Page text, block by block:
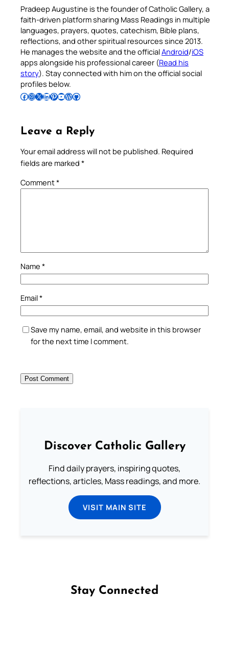
Pradeep Augustine is the founder of Catholic Gallery, a
faith-driven platform sharing Mass Readings in multiple
languages, prayers, quotes, catechism, Bible plans,
reflections, and other spiritual resources since 2013.
He manages the website and the officialAndroid/iOS
apps alongside his professional career (Read his
story). Stay connected with him on the official social
profiles below.
Follow Pradeep on Facebook Follow Pradeep on InstagramFollow Pradeep on X Follow Pradeep on LinkedIn Follow Pradeep on Pinterest Subscribe to Pradeep’s Youtube Channel Follow Pradeep on WordPress Follow Pradeep on GitHub
Leave a Reply
Your email address will not be published. Required
fields are marked *
Comment*
Name *
Email*
Save my name, email, and website in this browser
for the next time I comment.
Discover Catholic Gallery
Find daily prayers, inspiring quotes,
reflections, articles, Mass readings, and more.
VISIT MAIN SITE
Stay Connected